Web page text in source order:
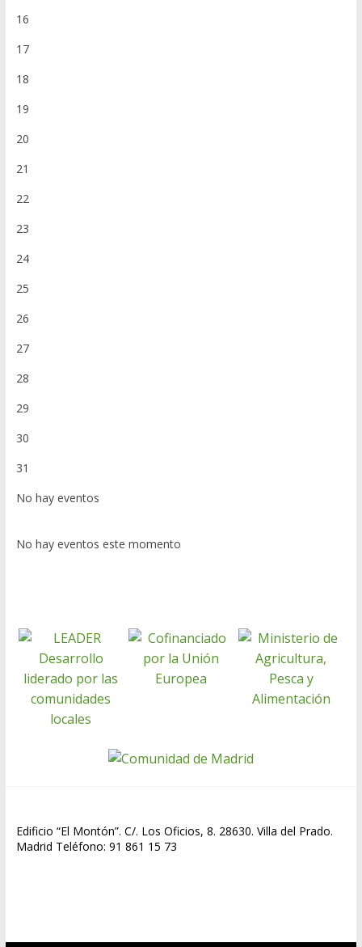
16
17
18
19
20
21
22
23
24
25
26
27
28
29
30
31
No hay eventos
No hay eventos este momento
Edificio “El Montón”. C/. Los Oficios, 8. 28630. Villa del Prado.
Madrid Teléfono: 91 861 15 73